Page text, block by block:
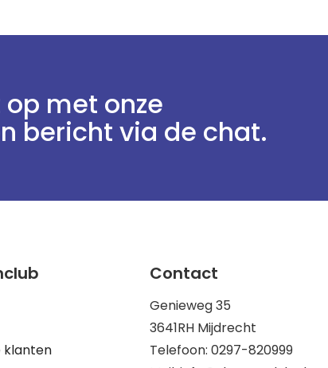
met onze
bericht via de chat.
klanten
Contact
Genieweg 35
3641RH Mijdrecht
Telefoon: 0297-820999